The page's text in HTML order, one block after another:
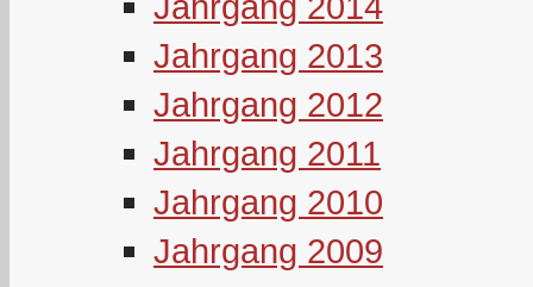
Jahrgang 2013
Jahrgang 2012
Jahrgang 2011
Jahrgang 2010
Jahrgang 2009